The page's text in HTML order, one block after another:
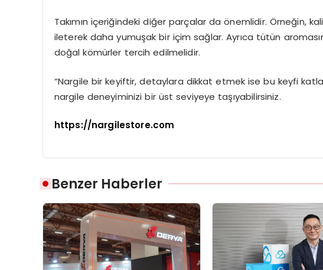
Takımın içeriğindeki diğer parçalar da önemlidir. Örneğin,
ileterek daha yumuşak bir içim sağlar. Ayrıca tütün
doğal kömürler tercih edilmelidir.
“Nargile bir keyiftir, detaylara dikkat etmek ise bu keyfi
nargile deneyiminizi bir üst seviyeye taşıyabilirsiniz.
https://nargilestore.com
Benzer Haberler